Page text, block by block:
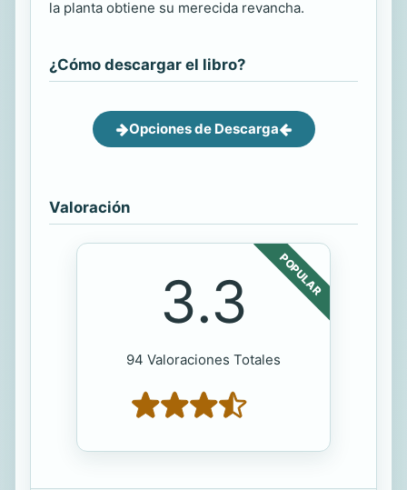
la planta obtiene su merecida revancha.
¿Cómo descargar el libro?
Opciones de Descarga
Valoración
POPULAR
3.3
94 Valoraciones Totales